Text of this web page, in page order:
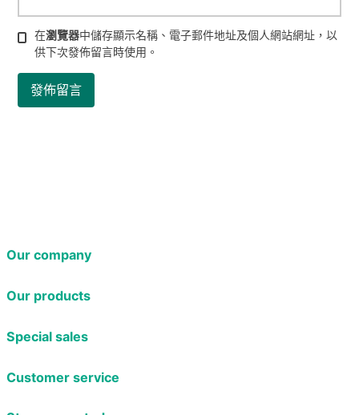
在瀏覽器中儲存顯示名稱、電子郵件地址及個人網站網址，以
供下次發佈留言時使用。
Our company
Our products
Special sales
Customer service